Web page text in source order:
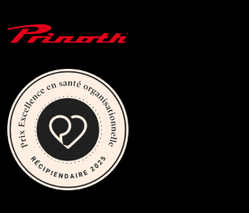
Main Logo